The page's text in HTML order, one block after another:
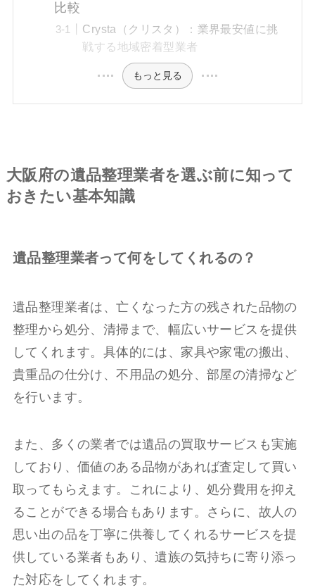
比較
Crysta（クリスタ）：業界最安値に挑
戦する地域密着型業者
もっと見る
大阪府の遺品整理業者を選ぶ前に知って
おきたい基本知識
遺品整理業者って何をしてくれるの？
遺品整理業者は、亡くなった方の残された品物の
整理から処分、清掃まで、幅広いサービスを提供
してくれます。具体的には、家具や家電の搬出、
貴重品の仕分け、不用品の処分、部屋の清掃など
を行います。
また、多くの業者では遺品の買取サービスも実施
しており、価値のある品物があれば査定して買い
取ってもらえます。これにより、処分費用を抑え
ることができる場合もあります。さらに、故人の
思い出の品を丁寧に供養してくれるサービスを提
供している業者もあり、遺族の気持ちに寄り添っ
た対応をしてくれます。